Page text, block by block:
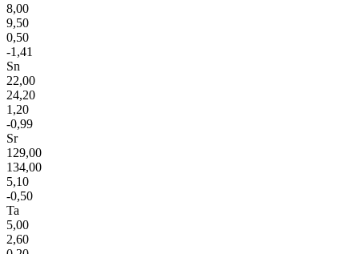
8,00
9,50
0,50
-1,41
Sn
22,00
24,20
1,20
-0,99
Sr
129,00
134,00
5,10
-0,50
Ta
5,00
2,60